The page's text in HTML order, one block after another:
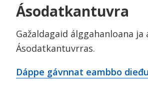
Ásodatkantuvra
Gažaldagaid álggahanloana
Ásodatkantuvrras.
Dáppe gávnnat eambbo